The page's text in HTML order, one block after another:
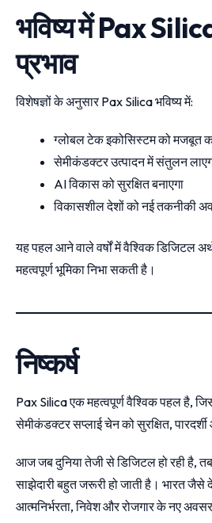
भविष्य में Pax
प्रभाव
विशेषज्ञों के अनुसार Pax Silica भविष्य में:
ग्लोबल टेक इकोसिस्टम को मजबूत
सेमीकंडक्टर उत्पादन में संतुलन
AI विकास को सुरक्षित बनाएगा
विकासशील देशों को नई तकनीकी
यह पहल आने वाले वर्षों में वैश्विक डिजिटल
महत्वपूर्ण भूमिका निभा सकती है।
निष्कर्ष
Pax Silica एक महत्वपूर्ण वैश्विक पहल है,
सेमीकंडक्टर सप्लाई चेन को सुरक्षित,
आज जब दुनिया तेजी से डिजिटल हो रही है,
साझेदारी बहुत जरूरी हो जाती है। भारत
आत्मनिर्भरता, निवेश और रोजगार के नए